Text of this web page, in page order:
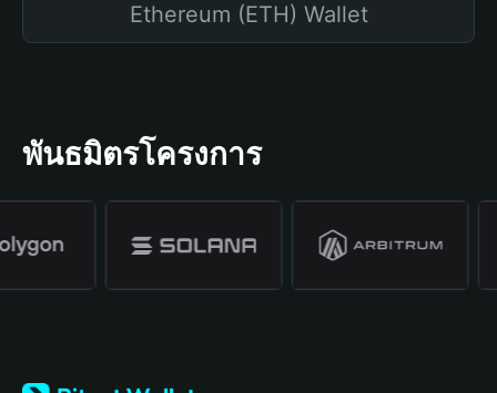
Ethereum (ETH) Wallet
พันธมิตรโครงการ